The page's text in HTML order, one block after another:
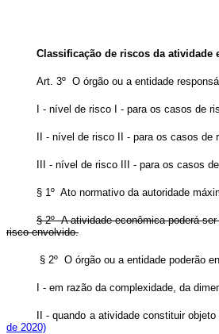
Classificação de riscos da atividade
Art. 3º O órgão ou a entidade
I - nível de risco I - para os casos de
II - nível de risco II - para os casos de
III - nível de risco III - para os casos
§ 1º Ato normativo da autoridade
§ 2º A atividade econômica poderá
risco envolvido.
§ 2º O órgão ou a entidade
I - em razão da complexidade, da
II - quando a atividade constituir
de 2020)